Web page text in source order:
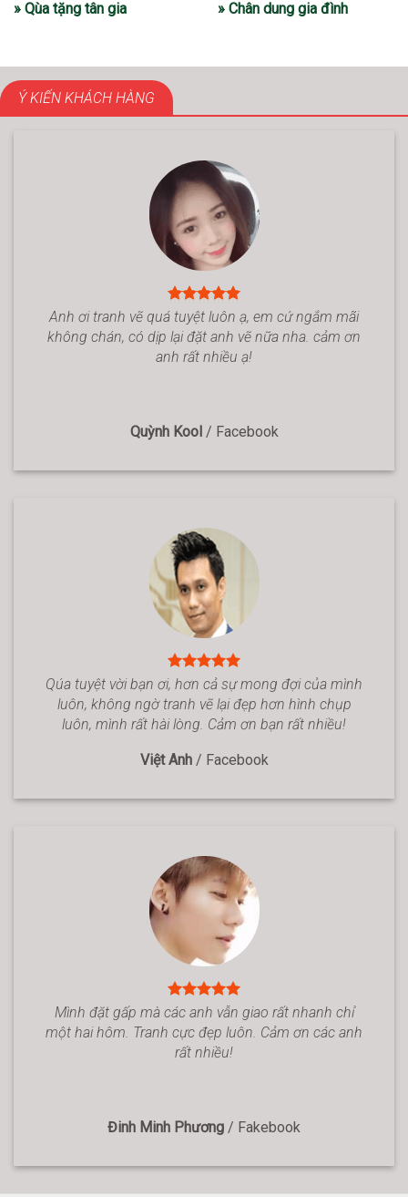
» Qùa tặng tân gia » Chân dung gia đình
Ý KIẾN KHÁCH HÀNG
Anh ơi tranh vẽ quá tuyệt luôn ạ, em cứ ngắm mãi
không chán, có dịp lại đặt anh vẽ nữa nha. cảm ơn
anh rất nhiều ạ!
Quỳnh Kool / Facebook
Qúa tuyệt vời bạn ơi, hơn cả sự mong đợi của mình
luôn, không ngờ tranh vẽ lại đẹp hơn hình chụp
luôn, mình rất hài lòng. Cảm ơn bạn rất nhiều!
Việt Anh / Facebook
Mình đặt gấp mà các anh vẫn giao rất nhanh chỉ
một hai hôm. Tranh cực đẹp luôn. Cảm ơn các anh
rất nhiều!
Đinh Minh Phương / Fakebook